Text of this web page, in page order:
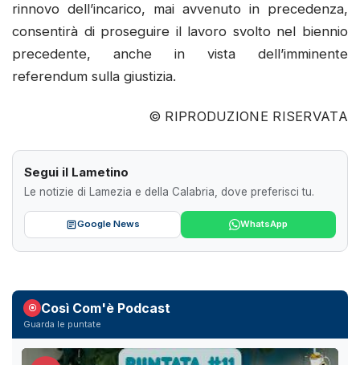
rinnovo dell’incarico, mai avvenuto in precedenza,
consentirà di proseguire il lavoro svolto nel biennio
precedente, anche in vista dell’imminente
referendum sulla giustizia.
© RIPRODUZIONE RISERVATA
Segui il Lametino
Le notizie di Lamezia e della Calabria, dove preferisci tu.
Google News WhatsApp
Così Com'è Podcast
Guarda le puntate